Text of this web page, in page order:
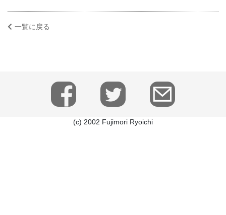
一覧に戻る
(c) 2002 Fujimori Ryoichi